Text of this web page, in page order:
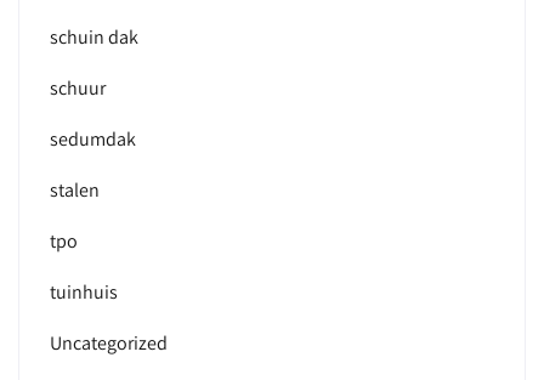
schuin dak
schuur
sedumdak
stalen
tpo
tuinhuis
Uncategorized